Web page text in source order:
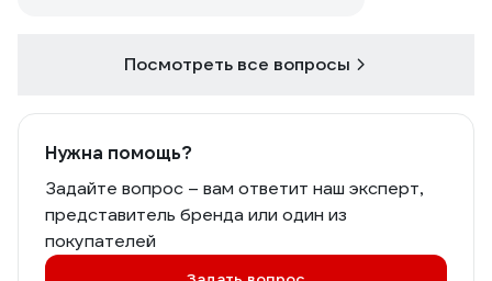
Посмотреть все вопросы
Нужна помощь?
Задайте вопрос – вам ответит наш эксперт,
представитель бренда или один из
покупателей